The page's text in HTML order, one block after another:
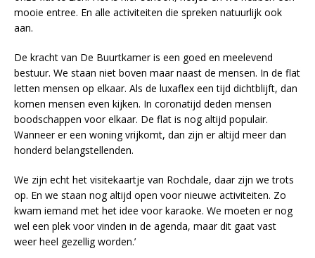
mooie entree. En alle activiteiten die spreken natuurlijk ook
aan.
De kracht van De Buurtkamer is een goed en meelevend
bestuur. We staan niet boven maar naast de mensen. In de flat
letten mensen op elkaar. Als de luxaflex een tijd dichtblijft, dan
komen mensen even kijken. In coronatijd deden mensen
boodschappen voor elkaar. De flat is nog altijd populair.
Wanneer er een woning vrijkomt, dan zijn er altijd meer dan
honderd belangstellenden.
We zijn echt het visitekaartje van Rochdale, daar zijn we trots
op. En we staan nog altijd open voor nieuwe activiteiten. Zo
kwam iemand met het idee voor karaoke. We moeten er nog
wel een plek voor vinden in de agenda, maar dit gaat vast
weer heel gezellig worden.’